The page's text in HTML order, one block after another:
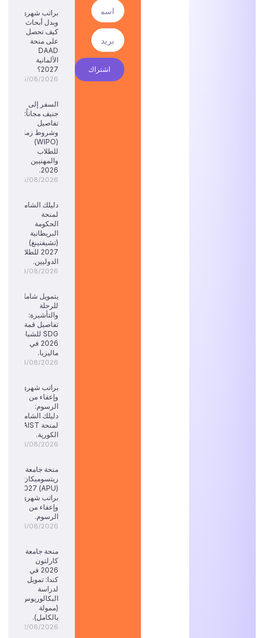
اشتراك
براتب شهري
وبدل أبحاث:
كيف تحصل
على منحة
DAAD
الألمانية
2027؟
05/08/2026
السفر إلى
جنيف مجاناً:
تفاصيل
وشروط زمالة
(WIPO)
للطلاب
والمهنيين
2026.
05/08/2026
دليلك الشامل
لمنحة
الحكومة
البريطانية
(تشيفنينغ)
2027 للطلاب
الدوليين.
04/08/2026
بتمويل شامل
للرحلة
والتأشيرة:
تفاصيل قمة
SDG للشباب
2026 في
ماليزيا.
04/08/2026
براتب شهري
وإعفاء من
الرسوم:
دليلك الشامل
لمنحة KAIST
الكورية.
03/08/2026
منحة جامعة
ريتسوميكان
براتب شهري
وإعفاء من
الرسوم.
03/08/2026
منحة جامعة
كارلتون
2026 في
كندا: تمويل
لدراسة
البكالوريوس
(ممولة
بالكامل).
02/08/2026